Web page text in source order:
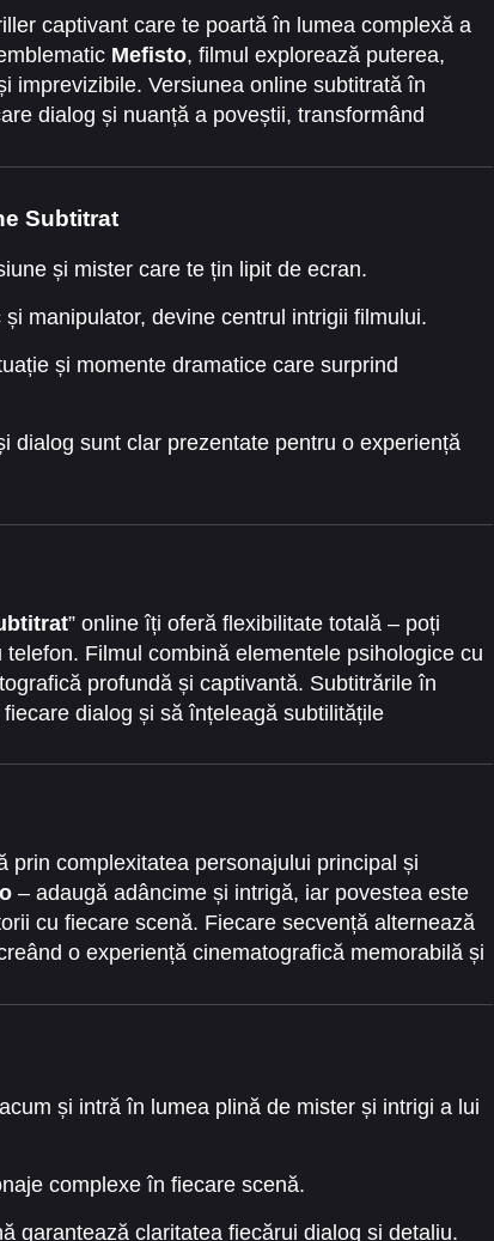
captivant care te poartă în lumea complexă a
Mefisto, filmul explorează puterea,
imprevizibile. Versiunea online subtitrată în
dialog și nuanță a poveștii, transformând
Subtitrat
și mister care te țin lipit de ecran.
manipulator, devine centrul intrigii filmului.
și momente dramatice care surprind
dialog sunt clar prezentate pentru o experiență
” online îți oferă flexibilitate totală – poți
Filmul combină elementele psihologice cu
profundă și captivantă. Subtitrările în
dialog și să înțeleagă subtilitățile
prin complexitatea personajului principal și
– adaugă adâncime și intrigă, iar povestea este
cu fiecare scenă. Fiecare secvență alternează
o experiență cinematografică memorabilă și
și intră în lumea plină de mister și intrigi a lui
complexe în fiecare scenă.
garantează claritatea fiecărui dialog și detaliu.